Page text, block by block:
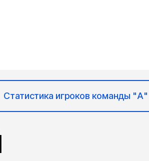
Статистика игроков команды "А"